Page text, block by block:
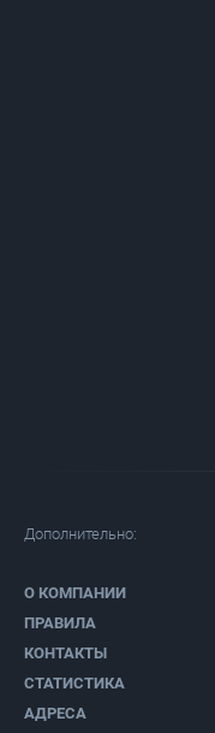
Дополнительно:
О КОМПАНИИ
ПРАВИЛА
КОНТАКТЫ
СТАТИСТИКА
АДРЕСА